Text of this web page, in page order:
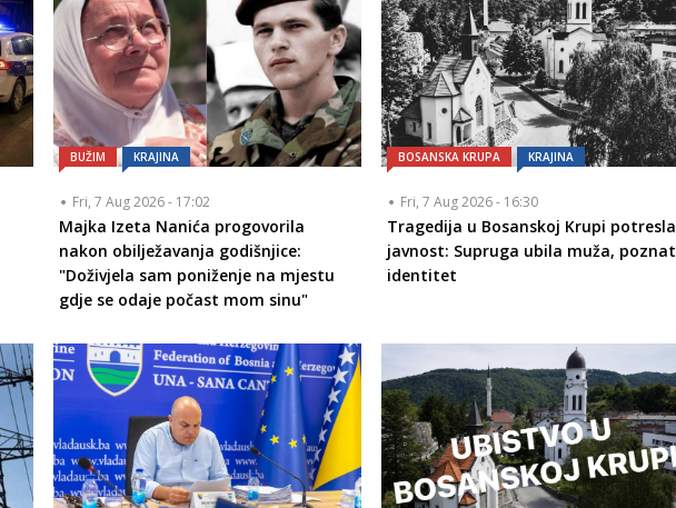
BUŽIM KRAJINA
Fri, 7 Aug 2026 - 17:02
Majka Izeta Nanića progovorila
nakon obilježavanja godišnjice:
"Doživjela sam poniženje na mjestu
gdje se odaje počast mom sinu"
BOSANSKA KRUPA KRAJINA
Fri, 7 Aug 2026 - 16:30
Tragedija u Bosanskoj Krupi potresla
javnost: Supruga ubila muža, poznat
identitet